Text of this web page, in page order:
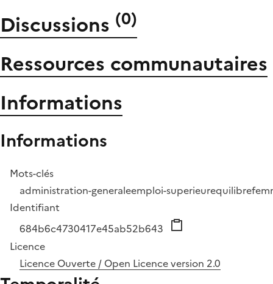
Discussions (0)
Ressources communautaires
Informations
Informations
Mots-clés
administration-generaleemploi-superieurequilibre
Identifiant
684b6c4730417e45ab52b643
Licence
Licence Ouverte / Open Licence version 2.0